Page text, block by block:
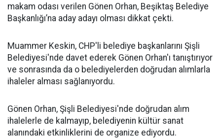
makam odası verilen Gönen Orhan, Beşiktaş Belediye
Başkanlığı’na aday adayı olması dikkat çekti.
Muammer Keskin, CHP'li belediye başkanlarını Şişli
Belediyesi'nde davet ederek Gönen Orhan'ı tanıştırıyor
ve sonrasında da o belediyelerden doğrudan alımlarla
ihaleler alması sağlanıyordu.
Gönen Orhan, Şişli Belediyesi'nde doğrudan alım
ihalelerle de kalmayıp, belediyenin kültür sanat
alanındaki etkinliklerini de organize ediyordu.